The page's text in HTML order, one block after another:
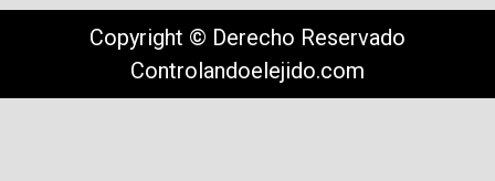
Copyright © Derecho Reservado
Controlandoelejido.com